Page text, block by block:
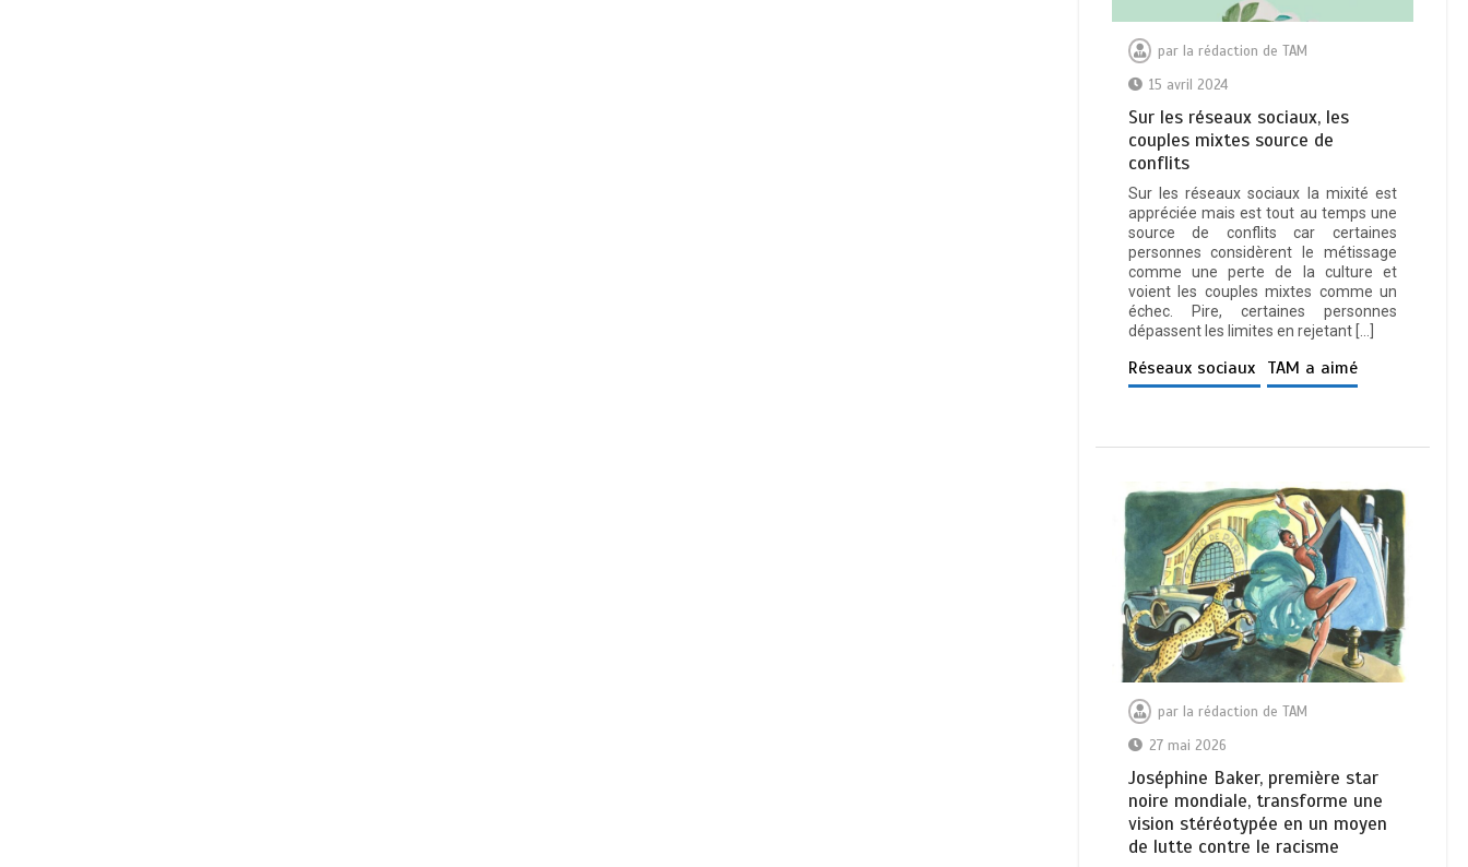
par la rédaction de TAM
15 avril 2024
Sur les réseaux sociaux, les
couples mixtes source de
conflits
Sur les réseaux sociaux la mixité est
appréciée mais est tout au temps une
source de conflits car certaines
personnes considèrent le métissage
comme une perte de la culture et
voient les couples mixtes comme un
échec. Pire, certaines personnes
dépassent les limites en rejetant […]
Réseaux sociaux TAM a aimé
par la rédaction de TAM
27 mai 2026
Joséphine Baker, première star
noire mondiale, transforme une
vision stéréotypée en un moyen
de lutte contre le racisme